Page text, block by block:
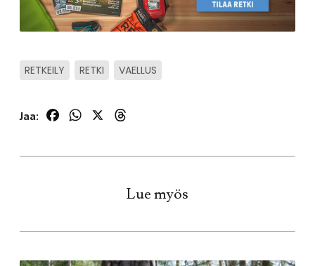
RETKEILY RETKI VAELLUS
Jaa: FacebookWhatsApp
Lue myös